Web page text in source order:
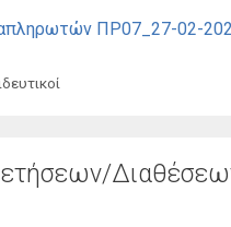
ΠΡ07_27-02-